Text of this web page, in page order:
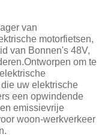
van
motorfietsen,
van Bonnen's 48V,
om te
uw elektrische
een opwindende
emissievrije
woon-werkverkeer